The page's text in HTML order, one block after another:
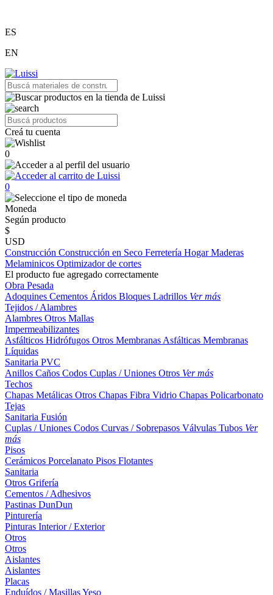
ES
EN
Creá tu cuenta
0
0
Moneda
Según producto
$
USD
Construcción Construcción en Seco Ferretería HogarMaderas
Melaminicos Optimizador de cortes
El producto fue agregado correctamente
Obra Pesada
Adoquines Cementos Áridos Bloques Ladrillos Ver más
Tejidos / Alambres
Alambres Otros Mallas
Impermeabilizantes
Asfálticos Hidrófugos Otros Membranas Asfálticas Membranas
Líquidas
Sanitaria PVC
Anillos Caños Codos Cuplas / Uniones Otros Ver más
Techos
Chapas Metálicas Otros Chapas Fibra Vidrio Chapas Policarbonato
Tejas
Sanitaria Fusión
Cuplas / Uniones Codos Curvas / Sobrepasos Válvulas Tubos Ver
más
Pisos
Cerámicos Porcelanato Pisos Flotantes
Sanitaria
Otros Grifería
Cementos / Adhesivos
Pastinas DunDun
Pinturería
Pinturas Interior / Exterior
Otros
Otros
Aislantes
Aislantes
Placas
Enduídos / MasillasYeso